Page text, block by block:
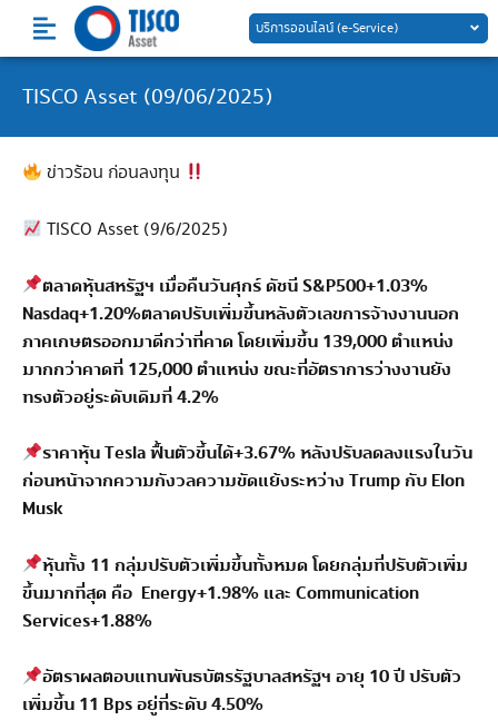
content
บริการออนไลน์ (e-Service)
TISCO Asset (09/06/2025)
ข่าวร้อน ก่อนลงทุน
TISCO Asset (9/6/2025)
ตลาดหุ้นสหรัฐฯ เมื่อคืนวันศุกร์ ดัชนีS&P500+1.03%
Nasdaq+1.20%ตลาดปรับเพิ่มขึ้นหลังตัวเลขการจ้างงานนอก
ภาคเกษตรออกมาดีกว่าที่คาด โดยเพิ่มขึ้น 139,000 ตำแหน่ง
มากกว่าคาดที่ 125,000 ตำแหน่ง ขณะที่อัตราการว่างงานยัง
ทรงตัวอยู่ระดับเดิมที่ 4.2%
ราคาหุ้นTeslaฟื้นตัวขึ้นได้+3.67%หลังปรับลดลงแรงในวัน
ก่อนหน้าจากความกังวลความขัดแย้งระหว่าง Trumpกับ Elon
Musk
หุ้นทั้ง 11กลุ่มปรับตัวเพิ่มขึ้นทั้งหมด โดยกลุ่มที่ปรับตัวเพิ่ม
ขึ้นมากที่สุด คือ Energy+1.98% และ Communication
Services+1.88%
อัตราผลตอบแทนพันธบัตรรัฐบาลสหรัฐฯ อายุ 10ปี ปรับตัว
เพิ่มขึ้น 11 Bpsอยู่ที่ระดับ4.50%